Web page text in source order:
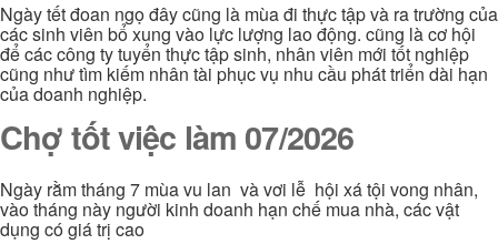
Ngày tết đoan ngọ đây cũng là mùa đi thực tập và ra trường của
các sinh viên bổ xung vào lực lượng lao động. cũng là cơ hội
để các công ty tuyển thực tập sinh, nhân viên mới tốt nghiệp
cũng như tìm kiếm nhân tài phục vụ nhu cầu phát triển dài hạn
của doanh nghiệp.
Chợ tốt việc làm 07/2026
Ngày rằm tháng 7 mùa vu lan và vơi lễ hội xá tội vong nhân,
vào tháng này người kinh doanh hạn chế mua nhà, các vật
dụng có giá trị cao